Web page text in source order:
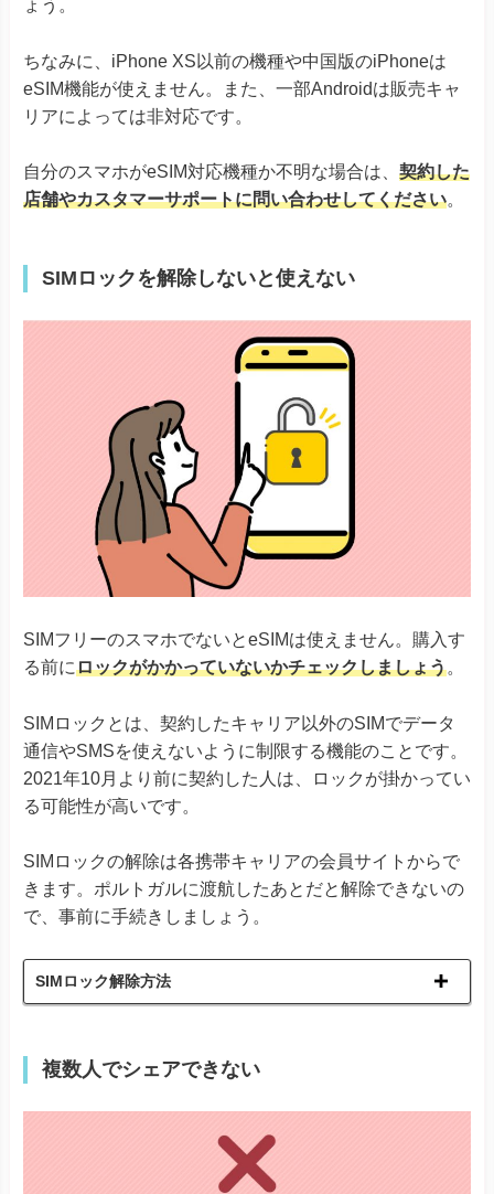
AQUOS R7
AQUOS sense8
AQUOS sense7シリーズ
AQUOS sense6
AQUOS sense4 lite
AQUOS wishシリーズ
AQUOS zero6
Rakuten Mini
Rakuten Hand
Rakuten Hand 5G
Google Pixel
Google Pixel 4, 4a & 4 XL
Google Pixel 5
Google Pixel 6シリーズ
Google Pixel 7シリーズ
Google Pixel Fold
Google Pixel 8シリーズ
Xiaomi
Xiaomi 12T Pro
Xiaomi 13Tシリーズ
Redmi Note 11 Pro 5G
Motorola
Razr 5G※ソフトバンク版除く
Edge 40
G52J 5Gシリーズ
G53J 5G
G53S 5G
Huawei
Huawei P40 Pro
Huawei Mate 40 Pro
OPPO
Find X3 Pro
TORQUE® G06
かんたんスマホ２
キッズタイ
Android One S10
ょう。
ちなみに、iPhone XS以前の機種や中国版のiPhoneは
eSIM機能が使えません。また、一部Androidは販売キャ
リアによっては非対応です。
自分のスマホがeSIM対応機種か不明な場合は、 契約した
店舗やカスタマーサポートに問い合わせしてください。
SIMロックを解除しないと使えない
SIMフリーのスマホでないとeSIMは使えません。購入す
る前にロックがかかっていないかチェックしましょう。
SIMロックとは、契約したキャリア以外のSIMでデータ
通信やSMSを使えないように制限する機能のことです。
2021年10月より前に契約した人は、ロックが掛かってい
る可能性が高いです。
SIMロックの解除は各携帯キャリアの会員サイトからで
きます。ポルトガルに渡航したあとだと解除できないの
で、事前に手続きしましょう。
SIMロック解除方法
複数人でシェアできない